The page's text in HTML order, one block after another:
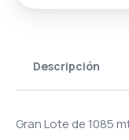
Descripción
Gran Lote de 1085